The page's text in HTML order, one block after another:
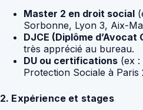
Master 2 en droit social
Sorbonne, Lyon 3, Aix-
DJCE (Diplôme
très apprécié au bureau.
DU ou certifications (ex
Protection Sociale à Paris
2. Expérience et stages